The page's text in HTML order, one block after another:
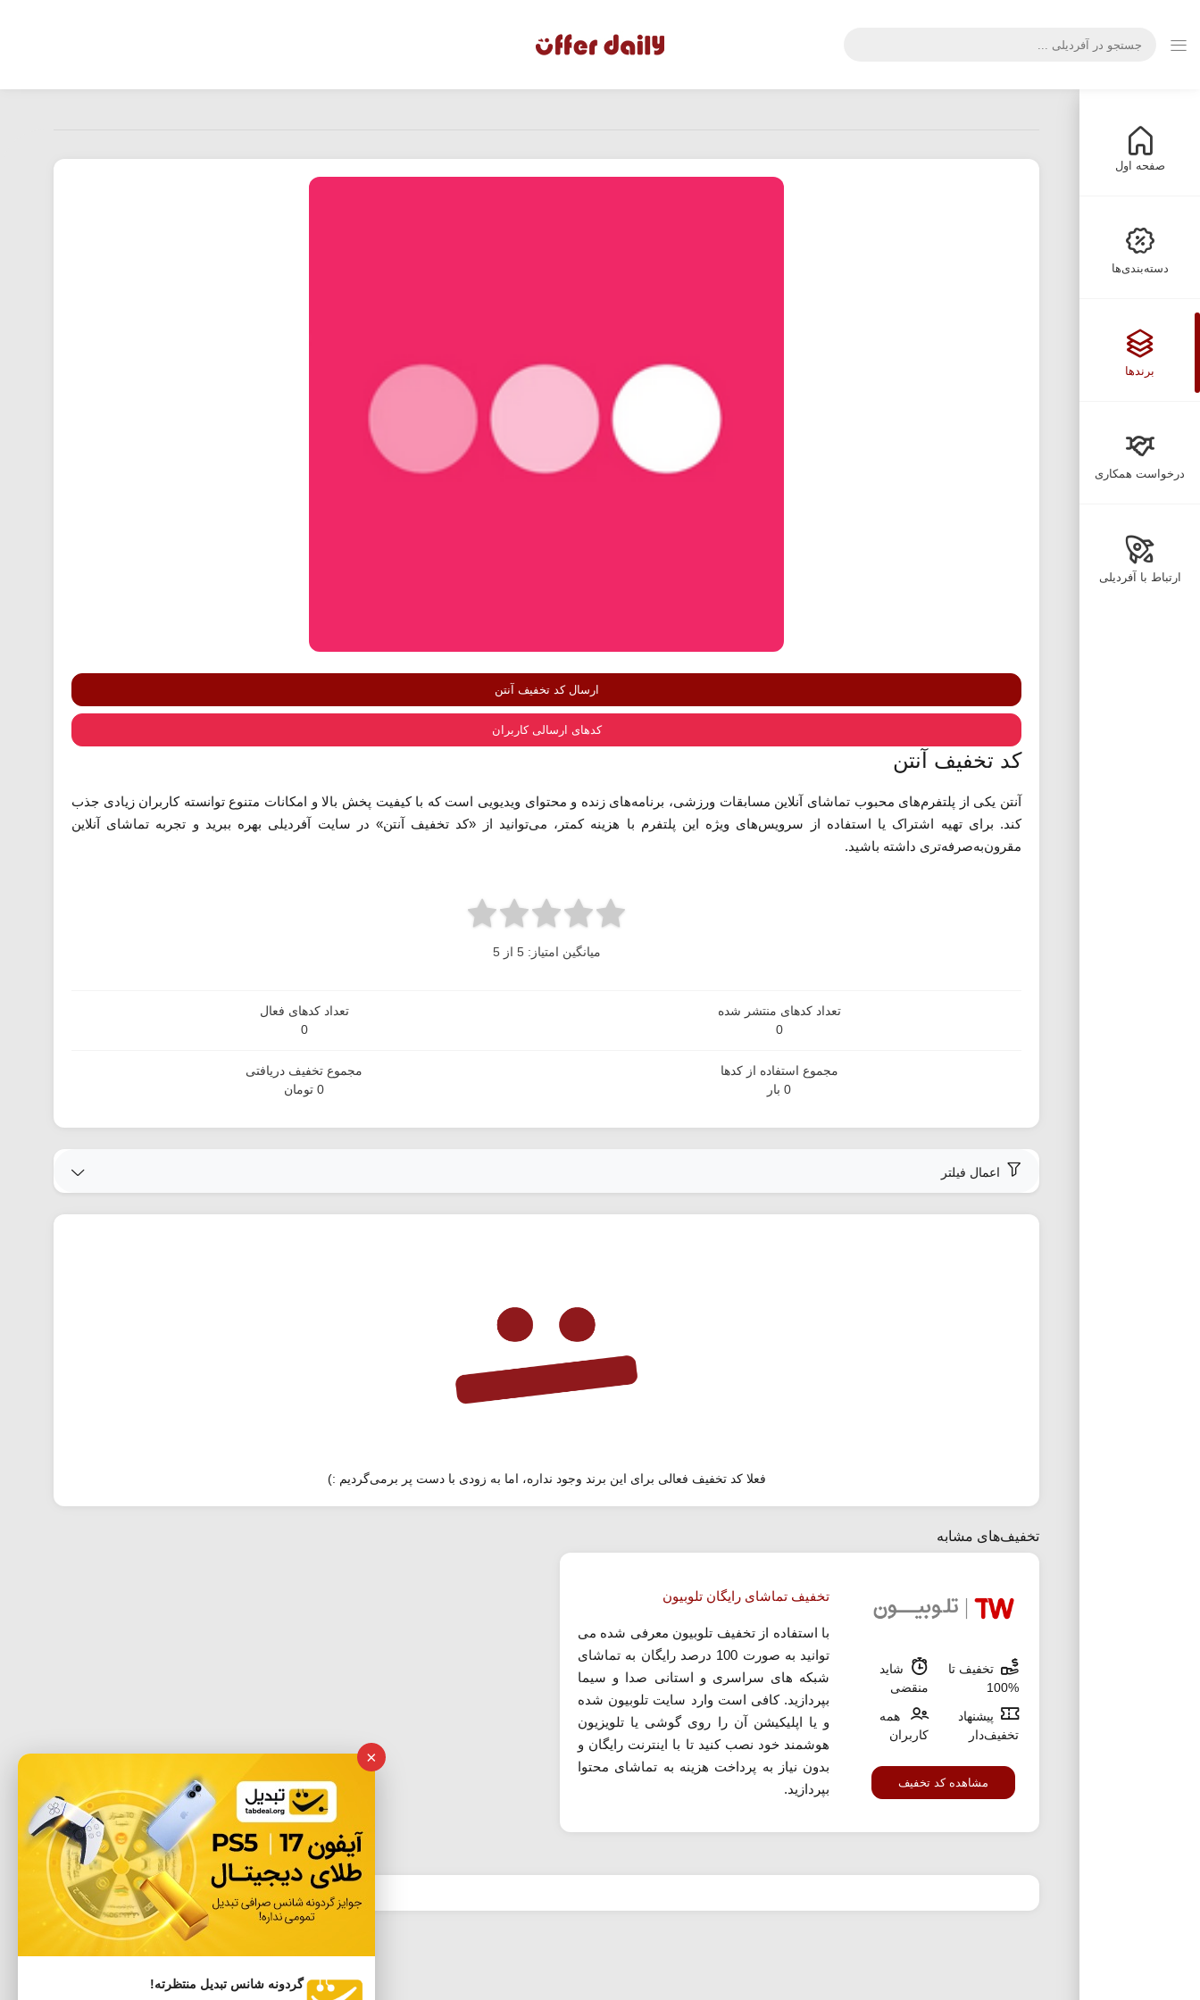
صفحه اول
دسته‌بندی‌ها
برندها
درخواست همکاری
ارتباط با آفردیلی
ارسال کد تخفیف آنتن
کدهای ارسالی کاربران
کد تخفیف آنتن
آنتن یکی از پلتفرم‌های محبوب تماشای آنلاین مسابقات ورزشی، برنامه‌های زنده و محتوای ویدیویی است که با کیفیت پخش بالا و امکانات متنوع توانسته کاربران زیادی جذب
کند. برای تهیه اشتراک یا استفاده از سرویس‌های ویژه این پلتفرم با هزینه کمتر، می‌توانید از «کد تخفیف آنتن» در سایت آفردیلی بهره ببرید و تجربه تماشای آنلاین
مقرون‌به‌صرفه‌تری داشته باشید.
میانگین امتیاز: 5 از 5
تعداد کدهای منتشر شده
0
تعداد کدهای فعال
0
مجموع استفاده از کدها
0 بار
مجموع تخفیف دریافتی
0 تومان
اعمال فیلتر
فعلا کد تخفیف فعالی برای این برند وجود نداره، اما به زودی با دست پر برمی‌گردیم :)
تخفیف‌های مشابه
تخفیف تا
%100
شاید
منقضی
پیشنهاد
تخفیف‌دار
همه
کاربران
مشاهده کد تخفیف
تخفیف تماشای رایگان تلوبیون
با استفاده از تخفیف تلوبیون معرفی شده می
توانید به صورت 100 درصد رایگان به تماشای
شبکه های سراسری و استانی صدا و سیما
بپردازید. کافی است وارد سایت تلوبیون شده
و یا اپلیکیشن آن را روی گوشی یا تلویزیون
هوشمند خود نصب کنید تا با اینترنت رایگان و
بدون نیاز به پرداخت هزینه به تماشای محتوا
بپردازید.
×
گردونه شانس تبدیل منتظرته!